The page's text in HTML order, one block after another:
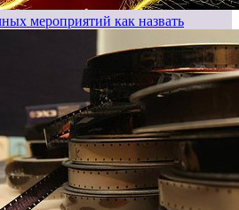
мероприятий как назвать